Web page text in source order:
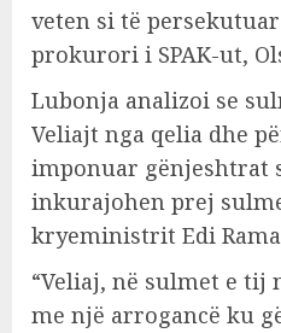
veten si të
prokurori i SPAK-ut,
Lubonja analizoi se
Veliajt nga qelia dhe
imponuar gënjeshtrat
inkurajohen prej
kryeministrit Edi
“Veliaj, në sulmet e tij
me një arrogancë ku